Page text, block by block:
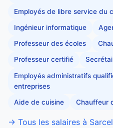
Employés de libre service du
Ingénieur informatique
Professeur des écoles
Professeur certifié
Employés administratifs
entreprises
Aide de cuisine Chauffeur
→ Tous les salaires à